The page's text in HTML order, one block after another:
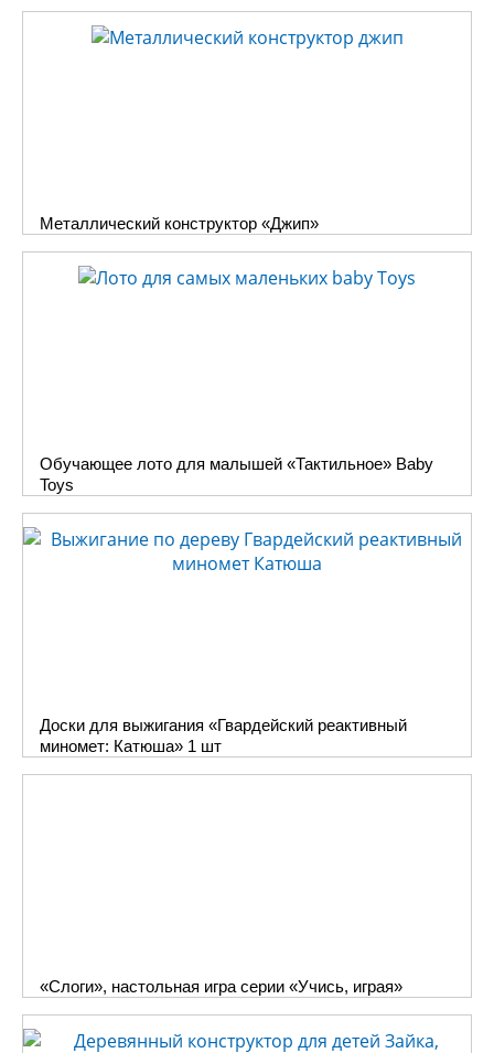
Металлический конструктор «Джип»
Обучающее лото для малышей «Тактильное» Baby
Toys
Доски для выжигания «Гвардейский реактивный
миномет: Катюша» 1 шт
«Слоги», настольная игра серии «Учись, играя»